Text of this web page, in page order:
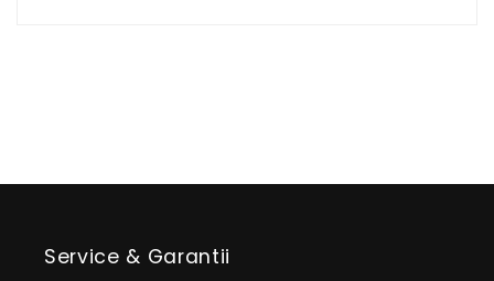
Service & Garantii